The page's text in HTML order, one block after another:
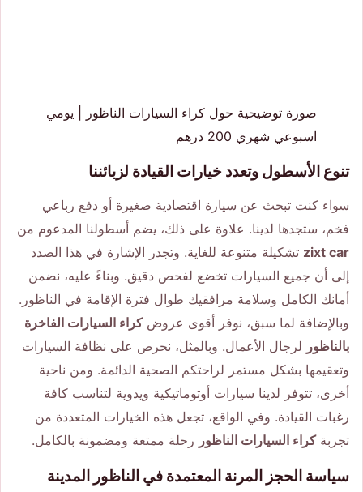
صورة توضيحية حول كراء السيارات الناظور | يومي
اسبوعي شهري 200 درهم
تنوع الأسطول وتعدد خيارات القيادة لزبائننا
سواء كنت تبحث عن سيارة اقتصادية صغيرة أو دفع رباعي
فخم، ستجدها لدينا. علاوة على ذلك، يضم أسطولنا المدعوم من
zixt car تشكيلة متنوعة للغاية. وتجدر الإشارة في هذا الصدد
إلى أن جميع السيارات تخضع لفحص دقيق. وبناءً عليه، نضمن
أمانك الكامل وسلامة مرافقيك طوال فترة الإقامة في الناظور.
وبالإضافة لما سبق، نوفر أقوى عروضكراء السيارات الفاخرة
بالناظور لرجال الأعمال. وبالمثل، نحرص على نظافة السيارات
وتعقيمها بشكل مستمر لراحتكم الصحية الدائمة. ومن ناحية
أخرى، تتوفر لدينا سيارات أوتوماتيكية ويدوية لتناسب كافة
رغبات القيادة. وفي الواقع، تجعل هذه الخيارات المتعددة من
تجربةكراء السيارات الناظور رحلة ممتعة ومضمونة بالكامل.
سياسة الحجز المرنة المعتمدة في الناظور المدينة